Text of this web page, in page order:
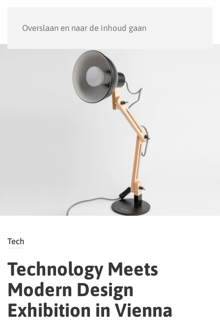
Overslaan en naar de inhoud gaan
Tech
Technology Meets
Modern Design
Exhibition in Vienna